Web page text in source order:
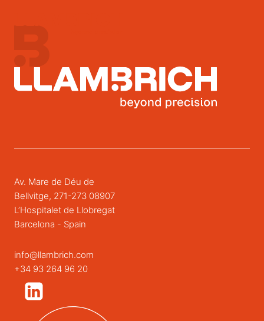
Av. Mare de Déu de
Bellvitge, 271-273 08907
L’Hospitalet de Llobregat
Barcelona - Spain
info@llambrich.com
+34 93 264 96 20